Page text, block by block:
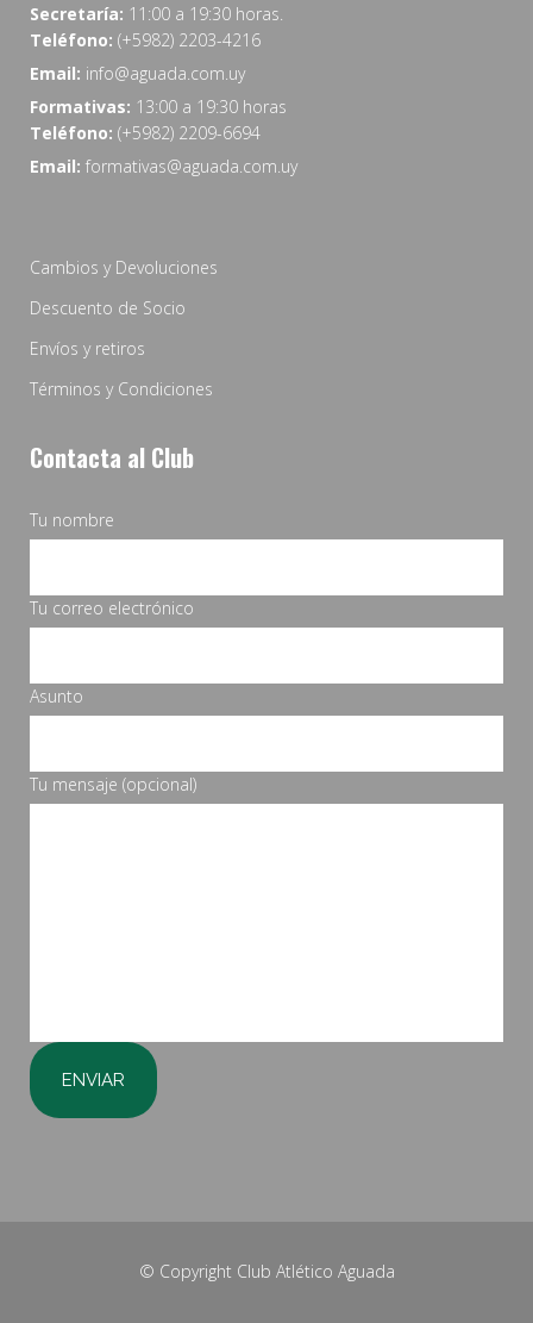
Secretaría: 11:00 a 19:30 horas.
Teléfono: (+5982) 2203-4216
Email: info@aguada.com.uy
Formativas: 13:00 a 19:30 horas
Teléfono: (+5982) 2209-6694
Email: formativas@aguada.com.uy
Cambios y Devoluciones
Descuento de Socio
Envíos y retiros
Términos y Condiciones
Contacta al Club
Tu nombre
Tu correo electrónico
Asunto
Tu mensaje (opcional)
© Copyright Club Atlético Aguada